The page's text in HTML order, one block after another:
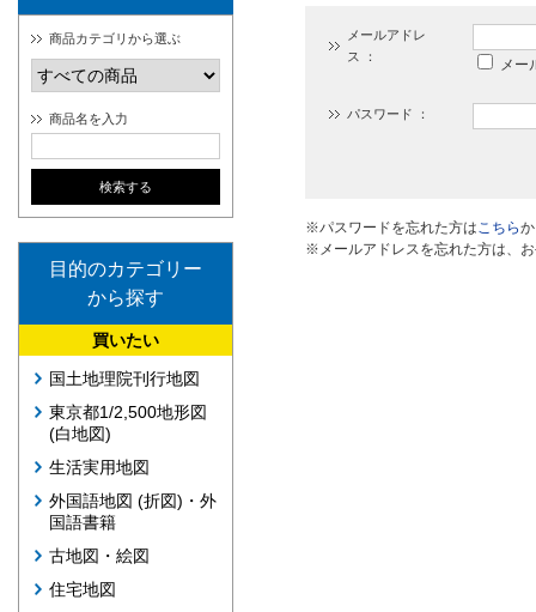
商品カテゴリから選ぶ
商品名を入力
目的のカテゴリー
から探す
買いたい
国土地理院刊行地図
東京都1/2,500地形図
(白地図)
生活実用地図
外国語地図 (折図)・外
国語書籍
古地図・絵図
住宅地図
メールアドレ
ス ：
メー
パスワード ：
※パスワードを忘れた方はこちら
※メールアドレスを忘れた方は、